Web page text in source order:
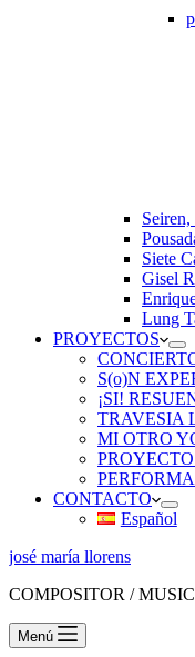
Siete
Gisel
Lung
PROYECTOS
S(o)N
¡SI!
TRAVESIA
MI OTRO
CONTACTO
Español
josé maría llorens
COMPOSITOR /
Menú